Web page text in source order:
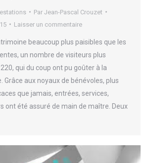
Par Jean-Pascal Crouzet
Laisser un commentaire
beaucoup plus paisibles que les
un nombre de visiteurs plus
qui du coup ont pu goûter à la
Grâce aux noyaux de bénévoles, plus
que jamais, entrées, services,
ont été assuré de main de maître. Deux